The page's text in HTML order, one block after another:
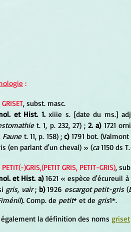
:
GRISET, subst. masc.
et Hist. 1. xiiie s. [date du ms.]
t. 1, p. 232, 27) ; 2. a) 1721
Faune t. 11, p. 158) ; c) 1791 bot.
(en parlant d'un cheval) » (ca 1150 ds
PETIT(-)GRIS,(PETIT GRIS, PETIT-GRIS),
et Hist. a) 1621 « espèce d'écureuil
gris, vair ; b) 1926 escargot petit-gris (
). Comp. de petit* et de gris1*.
également la définition des noms griset